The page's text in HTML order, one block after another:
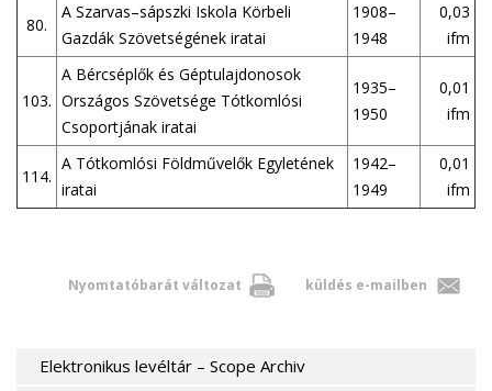
80.
A Szarvas–sápszki Iskola Körbeli
Gazdák Szövetségének iratai
1908–
1948
0,03
ifm
103.
A Bércséplők és Géptulajdonosok
Országos Szövetsége Tótkomlósi
Csoportjának iratai
1935–
1950
0,01
ifm
114.
A Tótkomlósi Földművelők Egyletének
iratai
1942–
1949
0,01
ifm
Nyomtatóbarát változat küldés e-mailben
Elektronikus levéltár – Scope Archiv